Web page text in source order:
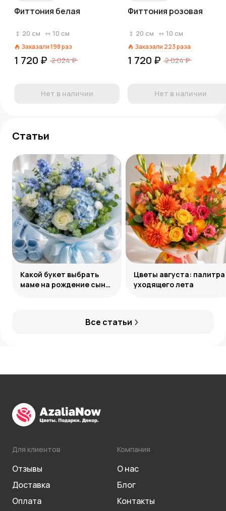
Фиттония белая
20 см 10 см
Заказали198раз
1 720 ₽ 2 024 ₽
Нет в наличии
Фиттония розовая
20 см 10 см
Заказали 223раза
1 720 ₽ 2 024 ₽
Нет в наличии
Статьи
Все статьи
Какой букет выбрать
маме на рождение сына:
Цветы августа: палитра
уходящего лета
Для клиентов
Отзывы
Доставка
Оплата
Компания
О нас
Блог
Контакты